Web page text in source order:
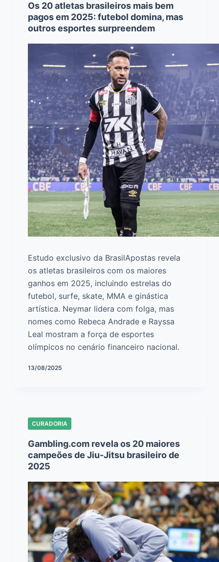
Os 20 atletas brasileiros mais bem
pagos em 2025: futebol domina, mas
outros esportes surpreendem
Estudo exclusivo da BrasilApostas revela
os atletas brasileiros com os maiores
ganhos em 2025, incluindo estrelas do
futebol, surfe, skate, MMA e ginástica
artística. Neymar lidera com folga, mas
nomes como Rebeca Andrade e Rayssa
Leal mostram a força de esportes
olímpicos no cenário financeiro nacional.
13/08/2025
CURADORIA
Gambling.com revela os 20 maiores
campeões de Jiu-Jitsu brasileiro de
2025